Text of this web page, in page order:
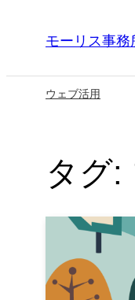
モーリス事務
ウェブ活用
タグ: